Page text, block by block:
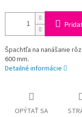
Špachtľa na nanášanie
600 mm.
Detailné informácie
OPÝTAŤ SA